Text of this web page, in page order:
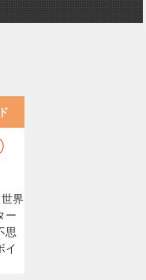
世界
ー
思
イ